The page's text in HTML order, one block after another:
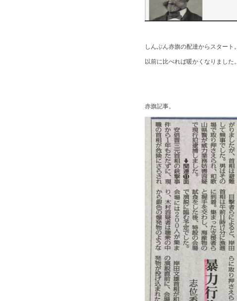
しんぶん赤旗の配達からスタート。
以前に比べれば暖かくなりました。
赤旗記事。